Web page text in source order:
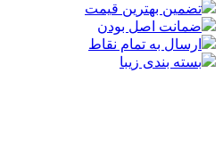
تضمین بهترین قیمت
ضمانت اصل بودن
ارسال به تمام نقاط
بسته بندی زیبا